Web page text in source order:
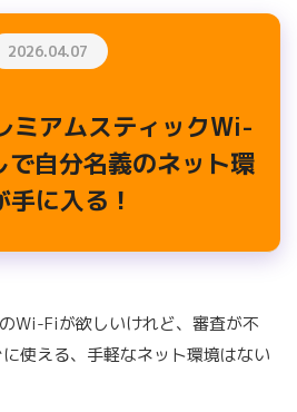
2026.04.07
ミアムスティックWi-
で自分名義のネット環
手に入る！
Wi-Fiが欲しいけれど、審査が不
使える、手軽なネット環境はない